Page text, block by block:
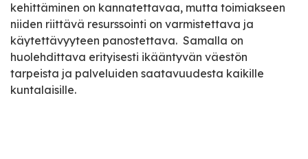
kehittäminen on kannatettavaa, mutta toimiakseen
niiden riittävä resurssointi on varmistettava ja
käytettävyyteen panostettava. Samalla on
huolehdittava erityisesti ikääntyvän väestön
tarpeista ja palveluiden saatavuudesta kaikille
kuntalaisille.